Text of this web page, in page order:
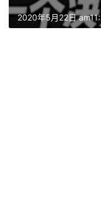
2020年5月22日